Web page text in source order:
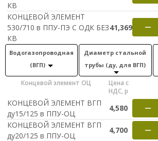
КВ
КОНЦЕВОЙ ЭЛЕМЕНТ
530/710 в ППУ-ПЭ С ОДК БЕЗ
КВ
41,369 —
Водогазопроводная
(ВГП)
Диаметр стальной
трубы (ду, для ВГП)
Концевой элемент ОЦ
Цена с
НДС, р
КОНЦЕВОЙ ЭЛЕМЕНТ ВГП
ду15/125 в ППУ-ОЦ
4,580 —
КОНЦЕВОЙ ЭЛЕМЕНТ ВГП
ду20/125 в ППУ-ОЦ
4,700 —